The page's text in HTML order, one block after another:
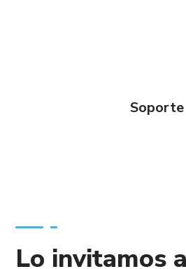
Soporte
Lo invitamos a